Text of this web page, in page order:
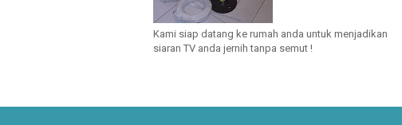
Kami siap datang ke rumah anda untuk menjadikan
siaran TV anda jernih tanpa semut !